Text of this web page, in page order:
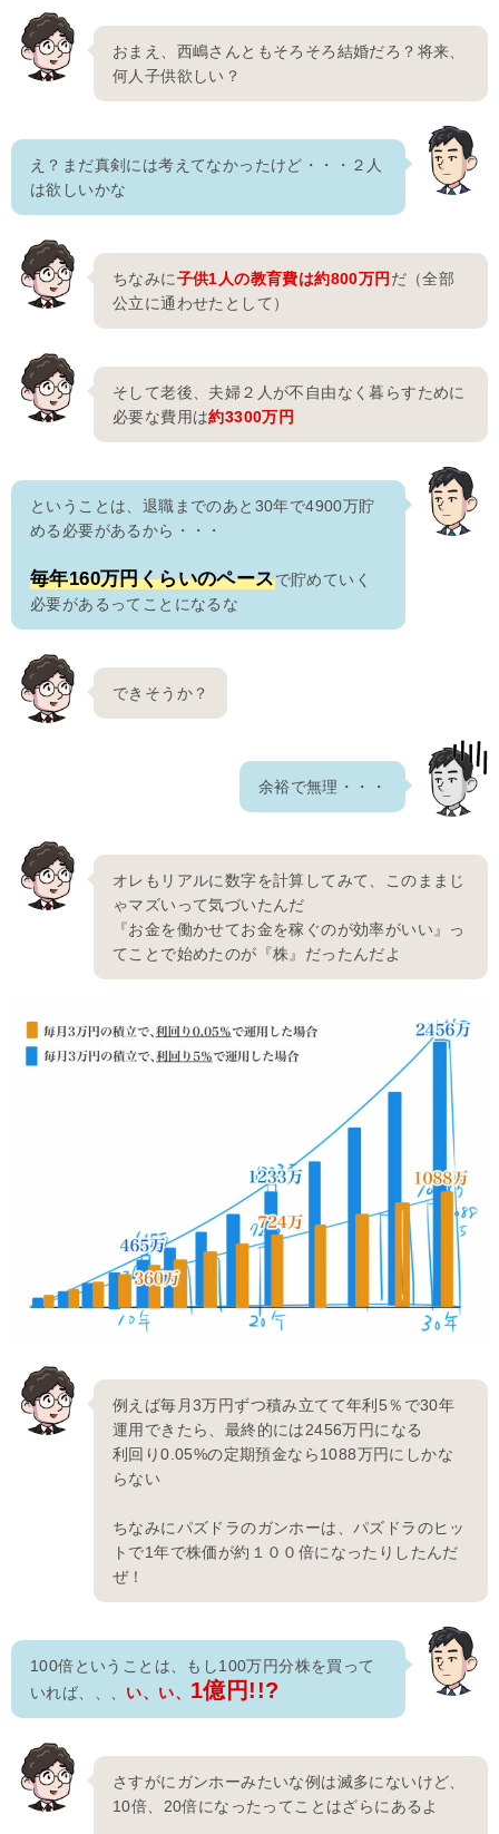
おまえ、西嶋さんともそろそろ結婚だろ？将来、
何人子供欲しい？
え？まだ真剣には考えてなかったけど・・・２人
は欲しいかな
ちなみに子供1人の教育費は約800万円だ（全部
公立に通わせたとして）
そして老後、夫婦２人が不自由なく暮らすために
必要な費用は約3300万円
ということは、退職までのあと30年で4900万貯
める必要があるから・・・
毎年160万円くらいのペースで貯めていく
必要があるってことになるな
できそうか？
余裕で無理・・・
オレもリアルに数字を計算してみて、このままじ
ゃマズいって気づいたんだ
『お金を働かせてお金を稼ぐのが効率がいい』っ
てことで始めたのが『株』だったんだよ
例えば毎月3万円ずつ積み立てて年利5％で30年
運用できたら、最終的には2456万円になる
利回り0.05%の定期預金なら1088万円にしかな
らない
ちなみにパズドラのガンホーは、パズドラのヒッ
トで1年で株価が約１００倍になったりしたんだ
ぜ！
100倍ということは、もし100万円分株を買って
いれば、、、 い、い、 1億円!!?
さすがにガンホーみたいな例は滅多にないけど、
10倍、20倍になったってことはざらにあるよ